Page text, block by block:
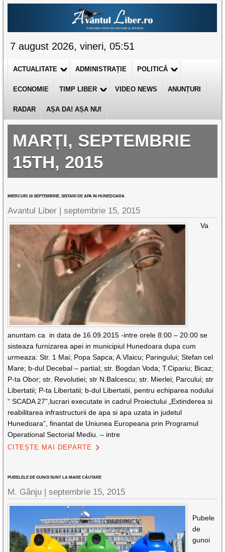
7 august 2026, vineri, 05:51
ACTUALITATE ADMINISTRAȚIE POLITICĂ
ECONOMIE TIMP LIBER VIDEO NEWS ANUNȚURI
RADAR AȘA DA! AȘA NU!
MARȚI, SEPTEMBRIE
15TH, 2015
MIERCURI 16 SEPTEMBRIE, SISTARI DE APA IN HUNEDOARA
Avantul Liber |septembrie 15, 2015
Va
anuntam ca in data de 16.09.2015 -intre orele 8:00 – 20:00 se
sisteaza furnizarea apei in municipiul Hunedoara dupa cum
urmeaza: Str. 1 Mai; Popa Sapca; A.Vlaicu; Paringului; Stefan cel
Mare; b-dul Decebal – partial; str. Bogdan Voda; T.Cipariu; Bicaz;
P-ta Obor; str. Revolutiei; str N.Balcescu; str. Mierlei; Parcului; str
Libertatii; P-ta Libertatii; b-dul Libertatii, pentru echiparea nodului
“ SCADA 27”,lucrari executate in cadrul Proiectului „Extinderea si
reabilitarea infrastructurii de apa si apa uzata in judetul
Hunedoara”, finantat de Uniunea Europeana prin Programul
Operational Sectorial Mediu. – intre
CITEȘTE MAI DEPARTE
PUBELELE DE GUNOI SUNT LA MARE CĂUTARE
M. Gânju |septembrie 15, 2015
Pubele
de
gunoi